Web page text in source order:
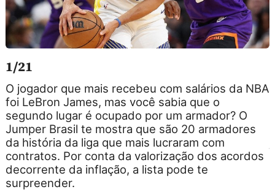
1/21
O jogador que mais recebeu com salários da NBA
foi LeBron James, mas você sabia que o
segundo lugar é ocupado por um armador? O
Jumper Brasil te mostra que são 20 armadores
da história da liga que mais lucraram com
contratos. Por conta da valorização dos acordos
decorrente da inflação, a lista pode te
surpreender.